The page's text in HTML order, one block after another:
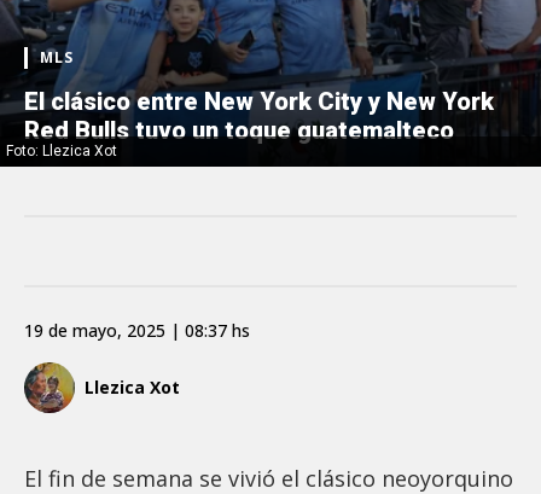
Foto: Llezica Xot
MLS
El clásico entre New York City y New York
Red Bulls tuvo un toque guatemalteco
Llezica Xot
19 de mayo, 2025 | 08:37 hs
El fin de semana se vivió el clásico neoyorquino